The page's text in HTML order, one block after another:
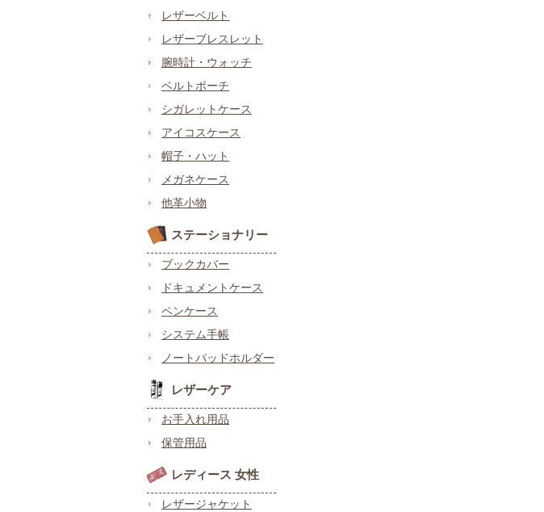
レザーベルト
レザーブレスレット
腕時計・ウォッチ
ベルトポーチ
シガレットケース
アイコスケース
帽子・ハット
メガネケース
他革小物
ステーショナリー
ブックカバー
ドキュメントケース
ペンケース
システム手帳
ノートパッドホルダー
レザーケア
お手入れ用品
保管用品
レディース 女性
レザージャケット